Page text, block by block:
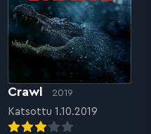
Crawl 2019
Katsottu 1.10.2019